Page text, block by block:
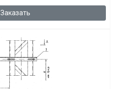
Заказать